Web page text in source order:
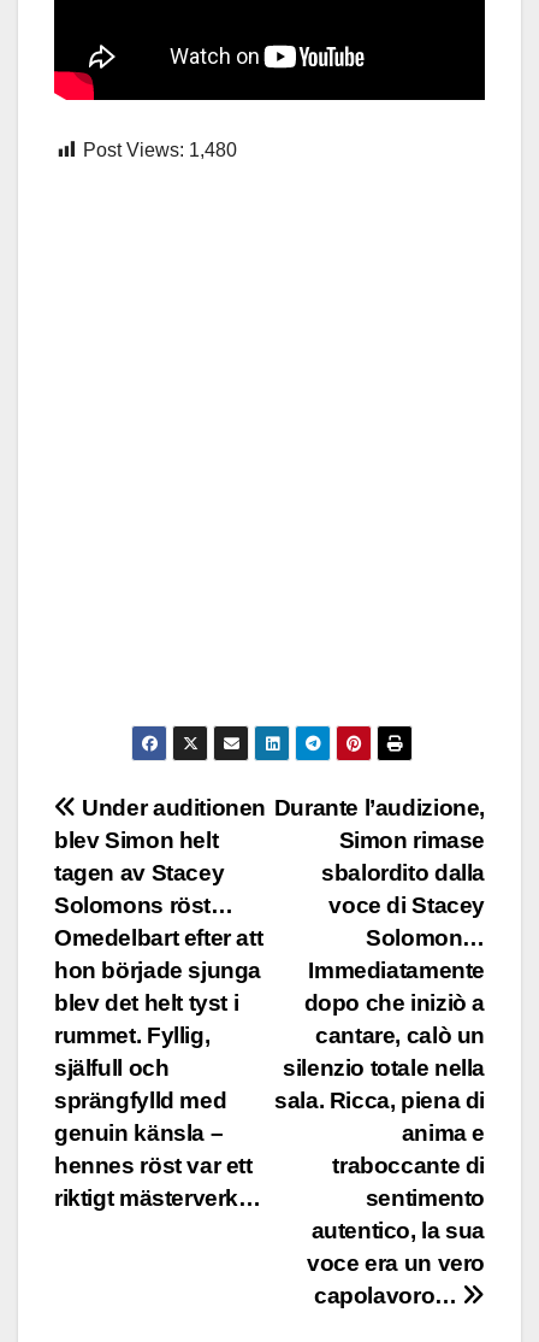
Post Views: 1,480
Post
navigation
Durante l’audizione,
Simon rimase
sbalordito dalla
voce di Stacey
Solomon…
Immediatamente
dopo che iniziò a
cantare, calò un
silenzio totale nella
sala. Ricca, piena di
anima e
traboccante di
sentimento
autentico, la sua
voce era un vero
capolavoro…
Under auditionen
blev Simon helt
tagen av Stacey
Solomons röst…
Omedelbart efter att
hon började sjunga
blev det helt tyst i
rummet. Fyllig,
själfull och
sprängfylld med
genuin känsla –
hennes röst var ett
riktigt mästerverk…